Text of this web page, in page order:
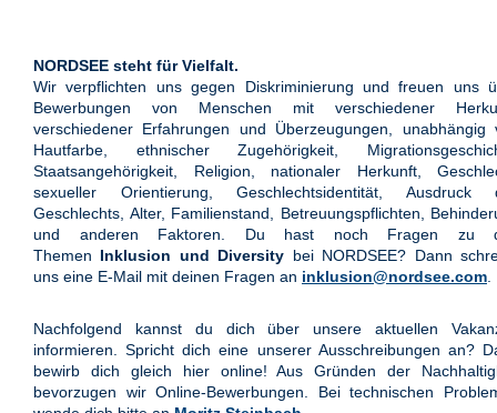
NORDSEE steht für Vielfalt.
Wir verpflichten uns gegen Diskriminierung und freuen uns
Bewerbungen von Menschen mit verschiedener
verschiedener Erfahrungen und Überzeugungen, unabhängig
Hautfarbe, ethnischer Zugehörigkeit,
Staatsangehörigkeit, Religion, nationaler Herkunft,
sexueller Orientierung, Geschlechtsidentität, Ausdruck
Geschlechts, Alter, Familienstand, Betreuungspflichten,
und anderen Faktoren. Du hast noch Fragen zu
Themen Inklusion und Diversity bei NORDSEE? Dann
uns eine E-Mail mit deinen Fragen an inklusion@nordsee.com
Nachfolgend kannst du dich über unsere aktuellen
informieren. Spricht dich eine unserer Ausschreibungen an?
bewirb dich gleich hier online! Aus Gründen der
bevorzugen wir Online-Bewerbungen. Bei technischen